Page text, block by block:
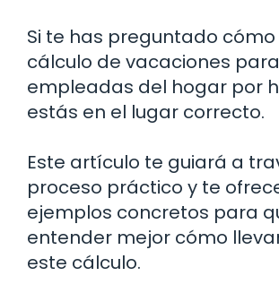
Si te has preguntado cómo
cálculo de vacaciones para
empleadas del hogar por
estás en el lugar correcto.
Este artículo te guiará a
proceso práctico y te
ejemplos concretos para
entender mejor cómo
este cálculo.